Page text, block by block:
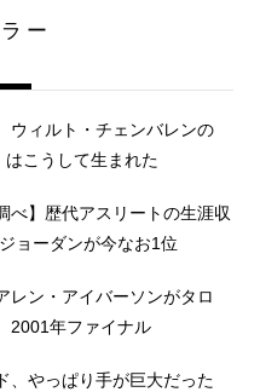
ー
ィルト・チェンバレンの
はこうして生まれた
べ】歴代アスリートの生涯収
ョーダンが今なお1位
レン・アイバーソンがタロ
2001年ファイナル
、やっぱり手が巨大だった